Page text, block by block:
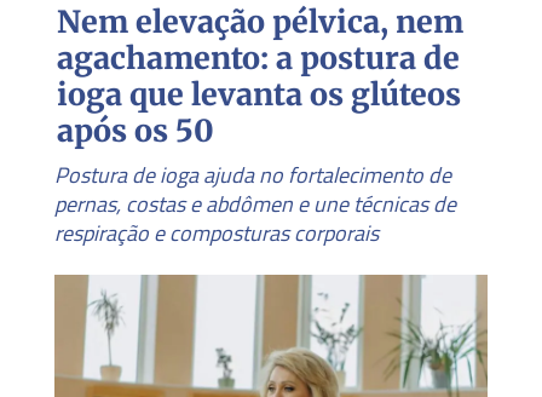
Nem elevação pélvica, nem
agachamento: a postura de
ioga que levanta os glúteos
após os 50
Postura de ioga ajuda no fortalecimento de
pernas, costas e abdômen e une técnicas de
respiração e composturas corporais